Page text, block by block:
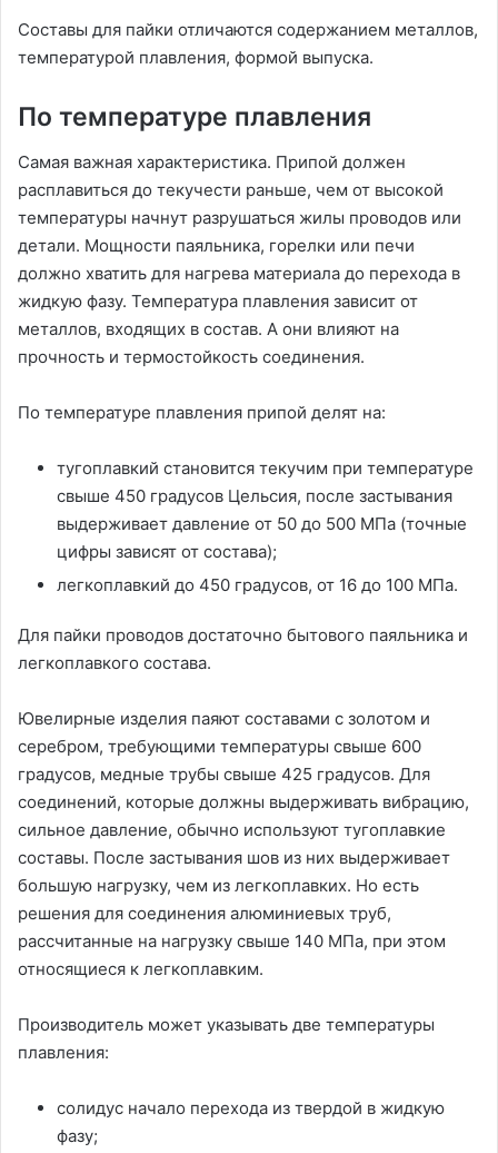
Составы для пайки отличаются содержанием металлов,
температурой плавления, формой выпуска.
По температуре плавления
Самая важная характеристика. Припой должен
расплавиться до текучести раньше, чем от высокой
температуры начнут разрушаться жилы проводов или
детали. Мощности паяльника, горелки или печи
должно хватить для нагрева материала до перехода в
жидкую фазу. Температура плавления зависит от
металлов, входящих в состав. А они влияют на
прочность и термостойкость соединения.
По температуре плавления припой делят на:
тугоплавкий становится текучим при температуре
свыше 450 градусов Цельсия, после застывания
выдерживает давление от 50 до 500 МПа (точные
цифры зависят от состава);
легкоплавкий до 450 градусов, от 16 до 100 МПа.
Для пайки проводов достаточно бытового паяльника и
легкоплавкого состава.
Ювелирные изделия паяют составами с золотом и
серебром, требующими температуры свыше 600
градусов, медные трубы свыше 425 градусов. Для
соединений, которые должны выдерживать вибрацию,
сильное давление, обычно используют тугоплавкие
составы. После застывания шов из них выдерживает
большую нагрузку, чем из легкоплавких. Но есть
решения для соединения алюминиевых труб,
рассчитанные на нагрузку свыше 140 МПа, при этом
относящиеся к легкоплавким.
Производитель может указывать две температуры
плавления:
солидус начало перехода из твердой в жидкую
фазу;